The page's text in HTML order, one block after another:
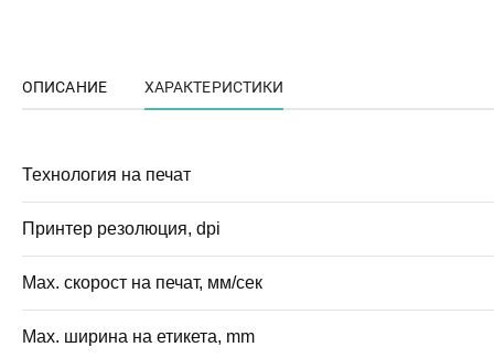
ОПИСАНИЕ ХАРАКТЕРИСТИКИ
Технология на печат
Принтер резолюция, dpi
Мах. скорост на печат, мм/сек
Мах. ширина на етикета, mm